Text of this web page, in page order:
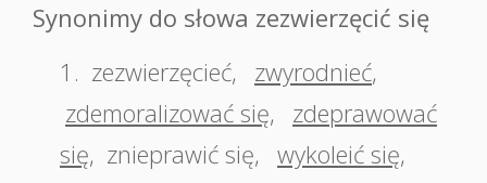
Synonimy do słowa zezwierzęcić się
1. zezwierzęcieć, zwyrodnieć,
zdemoralizować się,
zdeprawować
się, znieprawić się, wykoleić się,